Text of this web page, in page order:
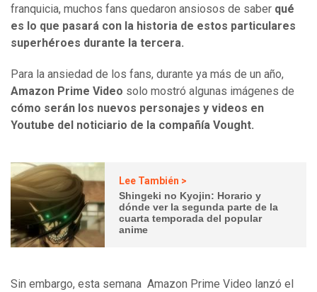
franquicia, muchos fans quedaron ansiosos de saber qué
es lo que pasará con la historia de estos particulares
superhéroes durante la tercera.
Para la ansiedad de los fans, durante ya más de un año,
Amazon Prime Video solo mostró algunas imágenes de
cómo serán los nuevos personajes y videos en
Youtube del noticiario de la compañía Vought.
Lee También >
Shingeki no Kyojin: Horario y
dónde ver la segunda parte de la
cuarta temporada del popular
anime
Sin embargo, esta semana Amazon Prime Video lanzó el